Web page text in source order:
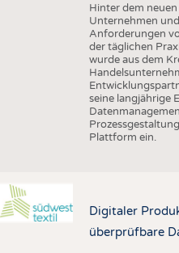
Hinter dem
Unternehmen
Anforderungen
der täglichen
wurde aus dem
seine langjährige
Plattform ein.
Digitaler
überprüfbare